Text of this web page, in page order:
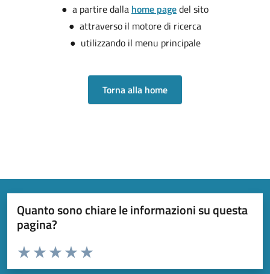
● a partire dalla home pagedel sito
● attraverso il motore di ricerca
● utilizzando il menu principale
Torna alla home
Quanto sono chiare le informazioni su questa
pagina?
Valuta da 1 a 5 stelle la pagina
Valuta 5 stelle su 5
Valuta 4 stelle su 5
Valuta 3 stelle su 5
Valuta 2 stelle su 5
Valuta 1 stelle su 5